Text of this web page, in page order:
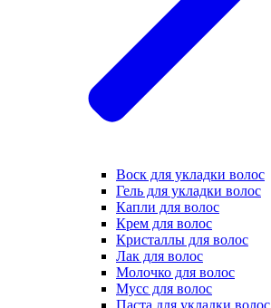
Воск для укладки волос
Гель для укладки волос
Капли для волос
Крем для волос
Кристаллы для волос
Лак для волос
Молочко для волос
Мусс для волос
Паста для укладки волос